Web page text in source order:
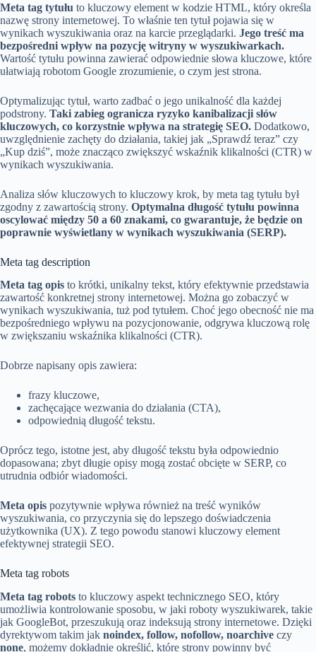
Meta tag tytułu to kluczowy element w kodzie HTML, który określa
nazwę strony internetowej. To właśnie ten tytuł pojawia się w
wynikach wyszukiwania oraz na karcie przeglądarki. Jego treść ma
bezpośredni wpływ na pozycję witryny w wyszukiwarkach.
Wartość tytułu powinna zawierać odpowiednie słowa kluczowe, które
ułatwiają robotom Google zrozumienie, o czym jest strona.
Optymalizując tytuł, warto zadbać o jego unikalność dla każdej
podstrony. Taki zabieg ogranicza ryzyko kanibalizacji słów
kluczowych, co korzystnie wpływa na strategię SEO. Dodatkowo,
uwzględnienie zachęty do działania, takiej jak „Sprawdź teraz” czy
„Kup dziś”, może znacząco zwiększyć wskaźnik klikalności (CTR) w
wynikach wyszukiwania.
Analiza słów kluczowych to kluczowy krok, by meta tag tytułu był
zgodny z zawartością strony. Optymalna długość tytułu powinna
oscylować między 50 a 60 znakami, co gwarantuje, że będzie on
poprawnie wyświetlany w wynikach wyszukiwania (SERP).
Meta tag description
Meta tag opis to krótki, unikalny tekst, który efektywnie przedstawia
zawartość konkretnej strony internetowej. Można go zobaczyć w
wynikach wyszukiwania, tuż pod tytułem. Choć jego obecność nie ma
bezpośredniego wpływu na pozycjonowanie, odgrywa kluczową rolę
w zwiększaniu wskaźnika klikalności (CTR).
Dobrze napisany opis zawiera:
frazy kluczowe,
zachęcające wezwania do działania (CTA),
odpowiednią długość tekstu.
Oprócz tego, istotne jest, aby długość tekstu była odpowiednio
dopasowana; zbyt długie opisy mogą zostać obcięte w SERP, co
utrudnia odbiór wiadomości.
Meta opis pozytywnie wpływa również na treść wyników
wyszukiwania, co przyczynia się do lepszego doświadczenia
użytkownika (UX). Z tego powodu stanowi kluczowy element
efektywnej strategii SEO.
Meta tag robots
Meta tag robots to kluczowy aspekt technicznego SEO, który
umożliwia kontrolowanie sposobu, w jaki roboty wyszukiwarek, takie
jak GoogleBot, przeszukują oraz indeksują strony internetowe. Dzięki
dyrektywom takim jak noindex, follow, nofollow, noarchive czy
none, możemy dokładnie określić, które strony powinny być